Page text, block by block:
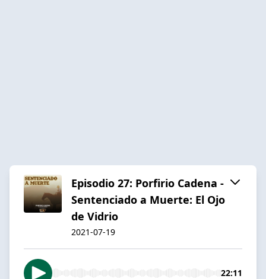
Episodio 27: Porfirio Cadena -
Sentenciado a Muerte: El Ojo
de Vidrio
2021-07-19
22:11